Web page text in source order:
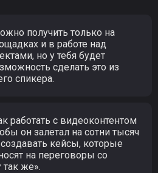
получить только на
и в работе над
но у тебя будет
сделать это из
спикера.
работать с видеоконтентом
он залетал на сотни тысяч
кейсы, которые
на переговоры со
так же».